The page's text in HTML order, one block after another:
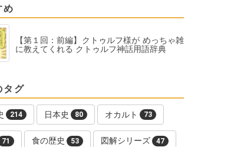
め
【第１回：前編】クトゥルフ様が めっちゃ雑
に教えてくれる クトゥルフ神話用語辞典
タグ
214 日本史 80 オカルト 73
71 食の歴史 53 図解シリーズ 47